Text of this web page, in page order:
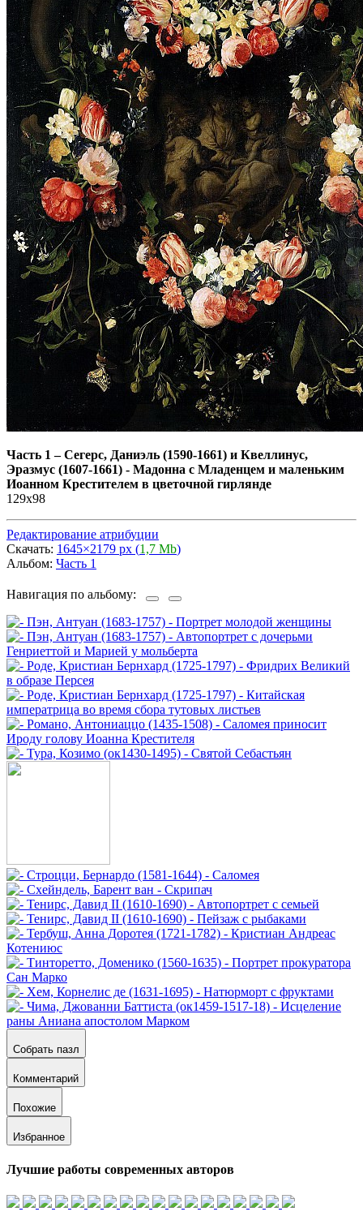
Часть 1 –Сегерс, Даниэль (1590-1661) и Квеллинус,
Эразмус (1607-1661) - Мадонна с Младенцем и маленьким
Иоанном Крестителем в цветочной гирлянде
129x98
Редактирование атрибуции
Скачать: 1645×2179 px (1,7 Mb)
Альбом: Часть 1
Навигация по альбому:
Собрать пазл
Комментарий
Похожие
Избранное
Лучшие работы современных авторов